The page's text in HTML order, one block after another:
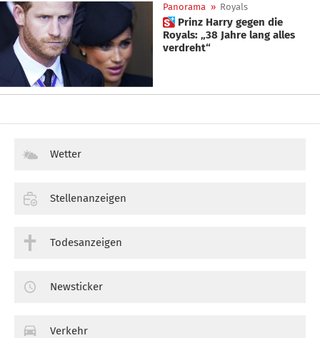
Panorama » Royals
 Prinz Harry gegen die
Royals: „38 Jahre lang alles
verdreht“
Wetter
Stellenanzeigen
Todesanzeigen
Newsticker
Verkehr